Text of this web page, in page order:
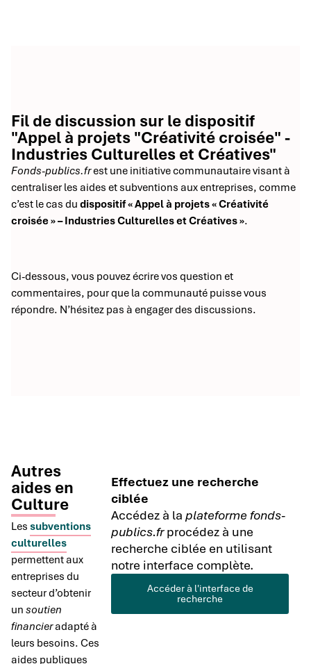
Fil de discussion sur le dispositif
"Appel à projets "Créativité croisée" -
Industries Culturelles et Créatives"
Fonds-publics.frest une initiative communautaire visant à
centraliser les aides et subventions aux entreprises, comme
c’est le cas du dispositif « Appel à projets « Créativité
croisée » – Industries Culturelles et Créatives ».
Ci-dessous, vous pouvez écrire vos question et
commentaires, pour que la communauté puisse vous
répondre. N’hésitez pas à engager des discussions.
Autres
aides en
Culture
Les subventions
culturelles
permettent aux
entreprises du
secteur d’obtenir
un soutien
financieradapté à
leurs besoins. Ces
aides publiques
Effectuez une recherche
ciblée
Accédez à laplateforme fonds-
publics.frprocédez à une
recherche ciblée en utilisant
notre interface complète.
Accéder à l'interface de
recherche